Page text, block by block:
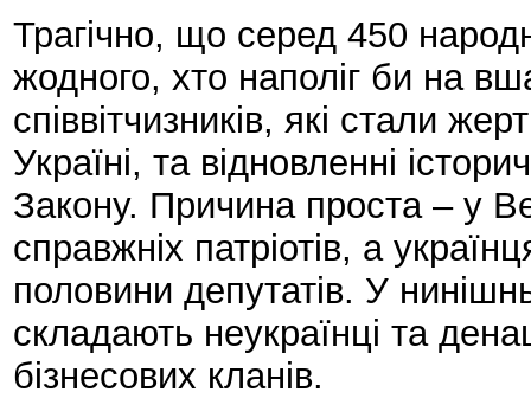
Трагічно, що серед 450
жодного, хто наполіг би на
співвітчизників, які стали
Україні, та відновленні
Закону. Причина проста – у
справжніх патріотів, а
половини депутатів. У
складають неукраїнці та
бізнесових кланів.